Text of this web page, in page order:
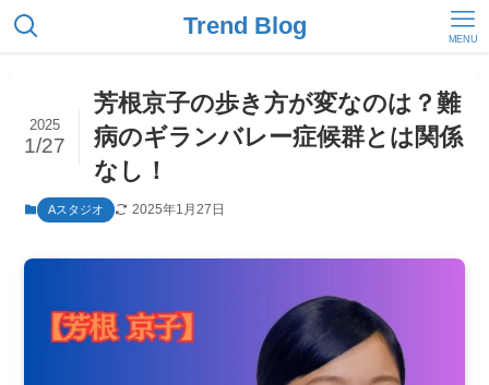
Trend Blog MENU
芳根京子の歩き方が変なのは？難
病のギランバレー症候群とは関係
なし！
2025
1/27
Aスタジオ 2025年1月27日